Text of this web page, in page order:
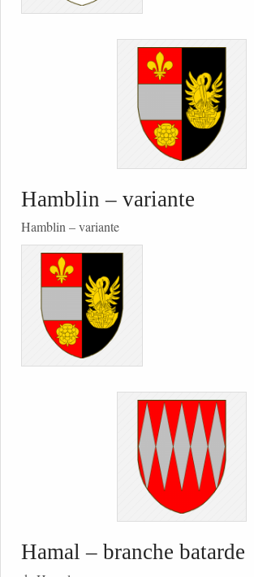
Hamblin – variante
Hamblin – variante
Hamal – branche batarde